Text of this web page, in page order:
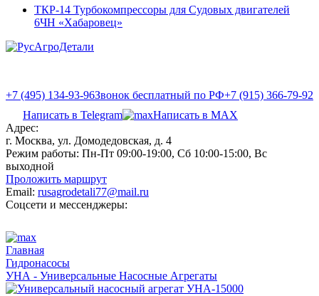
ТКР-14 Турбокомпрессоры для Судовых двигателей
6ЧН «Хабаровец»
+7 (495) 134-93-96Звонок бесплатный по РФ+7 (915) 366-79-92
Написать в Telegram
Написать в MAX
Адрес:
г. Москва, ул. Домодедовская, д. 4
Режим работы: Пн-Пт 09:00-19:00, Сб 10:00-15:00, Вс
выходной
Проложить маршрут
Email: rusagrodetali77@mail.ru
Соцсети и мессенджеры:
Главная
Гидронасосы
УНА - Универсальные Насосные Агрегаты